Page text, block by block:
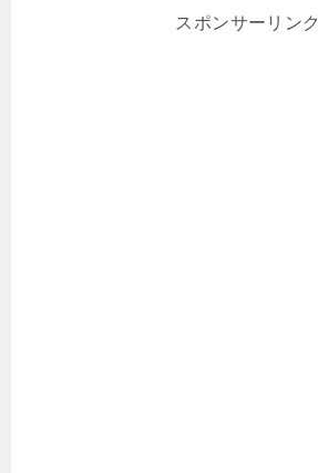
スポンサーリンク